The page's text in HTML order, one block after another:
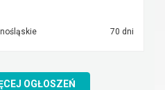
70 dni
OGŁOSZEŃ